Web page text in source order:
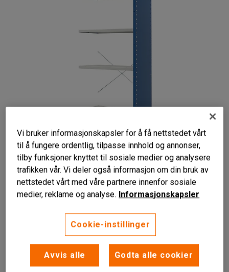
Liknende produkter
Fem flyttbare hyller
Endeplate og ryggkryss
Vi bruker informasjonskapsler for å få nettstedet vårt
til å fungere ordentlig, tilpasse innhold og annonser,
tilby funksjoner knyttet til sosiale medier og analysere
trafikken vår. Vi deler også informasjon om din bruk av
nettstedet vårt med våre partnere innenfor sosiale
medier, reklame og analyse. Informasjonskapsler
Cookie-instillinger
Avvis alle Godta alle cookier